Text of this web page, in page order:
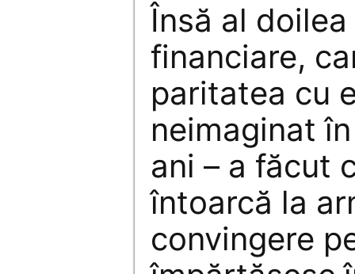
Însă al
financiare,
paritatea cu
neimaginat
ani – a făcut
întoarcă la
convingere